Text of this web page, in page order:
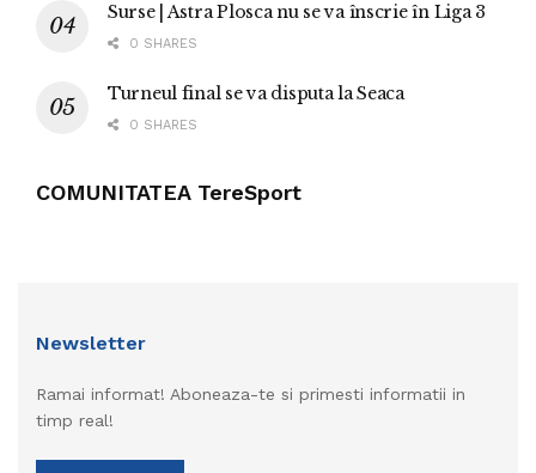
Surse | Astra Plosca nu se va înscrie în Liga 3
0 SHARES
Turneul final se va disputa la Seaca
0 SHARES
COMUNITATEA TereSport
Newsletter
Ramai informat! Aboneaza-te si primesti informatii in
timp real!